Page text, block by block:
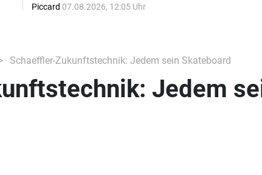
Piccard 07.08.2026, 12:05 Uhr
Schaeffler-Zukunftstechnik: Jedem sein Skateboard
Jedem